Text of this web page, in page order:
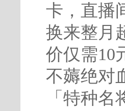
卡，直播
换来整月
价仅需10
不薅绝对
「特种